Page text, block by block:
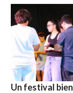
Un festival